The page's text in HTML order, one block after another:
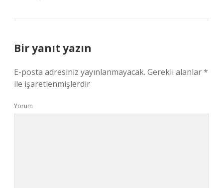
Bir yanıt yazın
E-posta adresiniz yayınlanmayacak. Gerekli alanlar*
ile işaretlenmişlerdir
Yorum